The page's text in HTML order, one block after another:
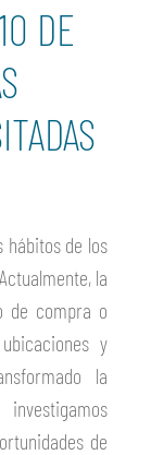
DE
hábitos de los
la
de compra o
y
la
de